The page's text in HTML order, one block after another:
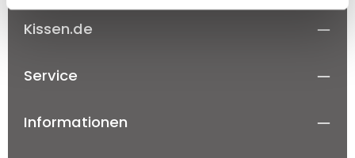
Kissen.de
Service
Informationen